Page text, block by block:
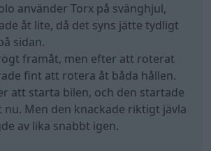
använder Torx på svänghjul,
åt lite, då det syns jätte tydligt
sidan.
framåt, men efter att roterat
fint att rotera åt båda hållen.
att starta bilen, och den startade
Men den knackade riktigt jävla
av lika snabbt igen.